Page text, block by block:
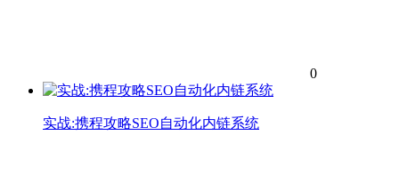
0
实战:携程攻略SEO自动化内链系统